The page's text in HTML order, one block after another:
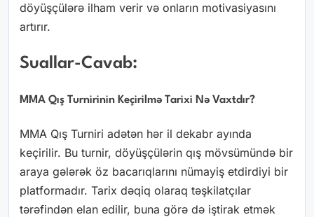
döyüşçülərə ilham verir və onların motivasiyasını
artırır.
Suallar-Cavab:
MMA Qış Turnirinin Keçirilmə Tarixi Nə Vaxtdır?
MMA Qış Turniri adətən hər il dekabr ayında
keçirilir. Bu turnir, döyüşçülərin qış mövsümündə bir
araya gələrək öz bacarıqlarını nümayiş etdirdiyi bir
platformadır. Tarix dəqiq olaraq təşkilatçılar
tərəfindən elan edilir, buna görə də iştirak etmək